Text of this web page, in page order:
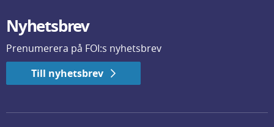
Nyhetsbrev
Prenumerera på FOI:s nyhetsbrev
Till nyhetsbrev